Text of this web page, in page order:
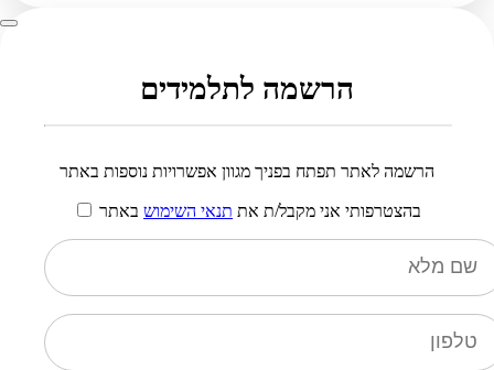
הרשמה לתלמידים
הרשמה לאתר תפתח בפניך מגוון אפשרויות נוספות באתר
בהצטרפותי אני מקבל/ת את תנאי השימוש באתר